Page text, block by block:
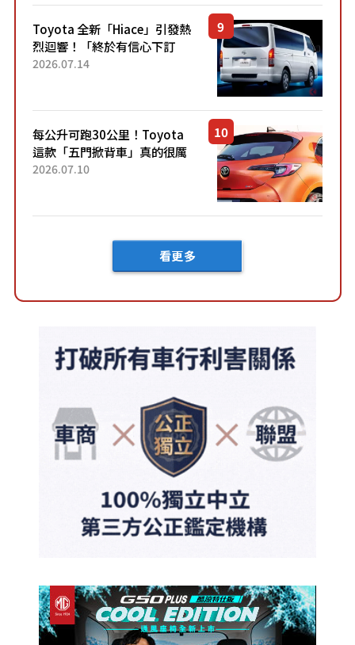
「三...
Toyota 全新「Hiace」引發熱
烈迴響！「終於有信心下訂
了！」「哪個等級交車最
車？...
2026.07.14
每公升可跑30公里！Toyota
這款「五門掀背車」真的很厲
害！ 擁有全長4.3公尺的「剛剛
2026.07.10
看更多